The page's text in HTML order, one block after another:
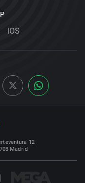
iOS
12
Madrid